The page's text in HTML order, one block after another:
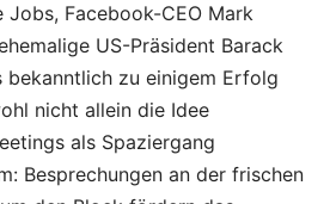
Jobs, Facebook-CEO Mark
US-Präsident Barack
bekanntlich zu einigem Erfolg
nicht allein die Idee
als Spaziergang
Besprechungen an der frischen